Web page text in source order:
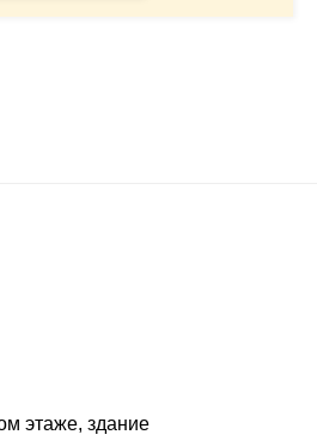
этаже, здание